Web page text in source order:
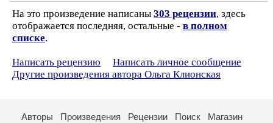
На это произведение написаны 303 рецензии, здесь
отображается последняя, остальные - в полном
списке.
Написать рецензию
Написать личное сообщение
Другие произведения автора Ольга Клионская
Авторы Произведения Рецензии Поиск
Магазин